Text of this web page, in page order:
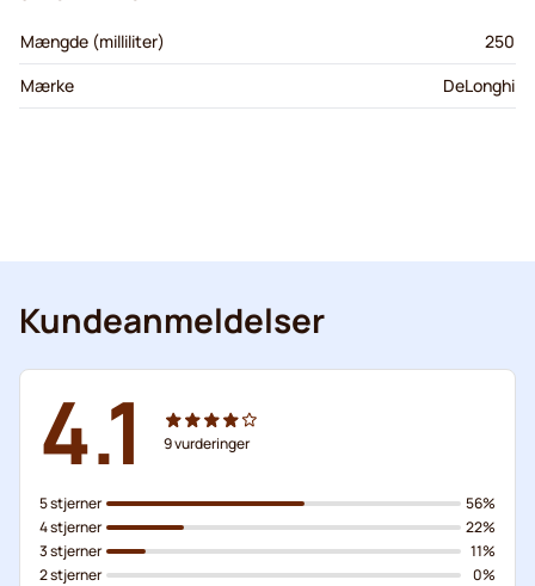
Mængde (milliliter)
250
Mærke
DeLonghi
Kundeanmeldelser
4.1 9vurderinger
5 stjerner
4 stjerner
3 stjerner
2 stjerner
56%
22%
11%
0%